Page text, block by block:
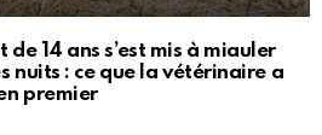
de 14 ans s’est mis à miauler
nuits : ce que la vétérinaire a
premier